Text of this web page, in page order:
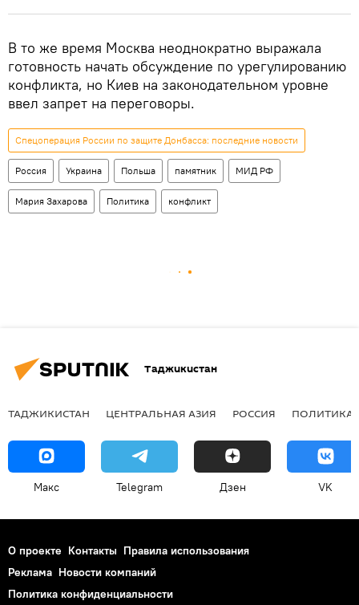
В то же время Москва неоднократно выражала
готовность начать обсуждение по урегулированию
конфликта, но Киев на законодательном уровне
ввел запрет на переговоры.
Спецоперация России по защите Донбасса: последние новости
Россия Украина Польша памятник МИД РФ
Мария Захарова Политика конфликт
Таджикистан
ТАДЖИКИСТАН ЦЕНТРАЛЬНАЯ АЗИЯ РОССИЯ ПОЛИТИКА
Макс Telegram Дзен VK
О проекте Контакты Правила использования
Реклама Новости компаний
Политика конфиденциальности